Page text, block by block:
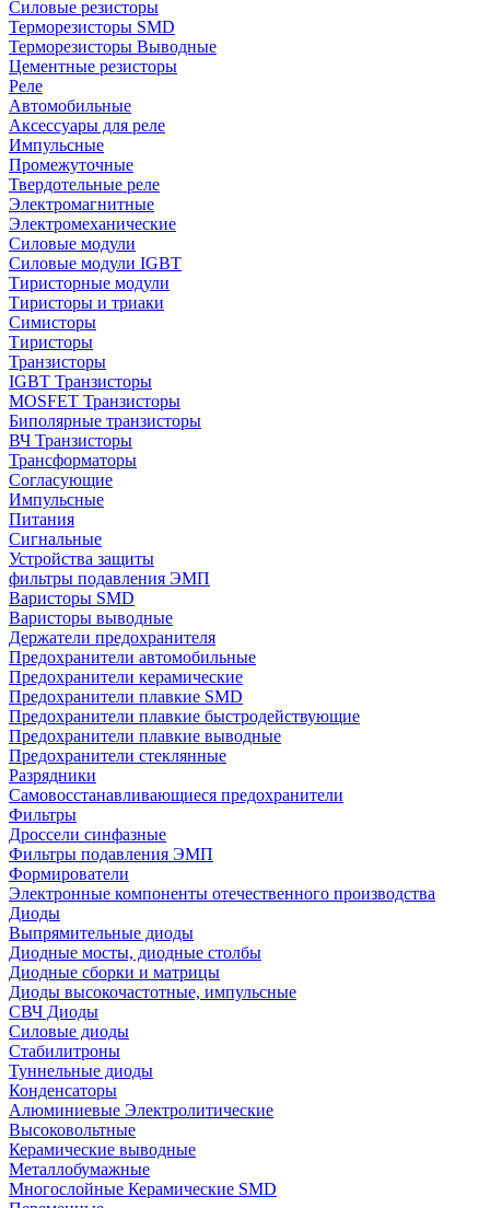
Силовые резисторы
Терморезисторы SMD
Терморезисторы Выводные
Цементные резисторы
Реле
Автомобильные
Аксессуары для реле
Импульсные
Промежуточные
Твердотельные реле
Электромагнитные
Электромеханические
Силовые модули
Силовые модули IGBT
Тиристорные модули
Тиристоры и триаки
Симисторы
Тиристоры
Транзисторы
IGBT Транзисторы
MOSFET Транзисторы
Биполярные транзисторы
ВЧ Транзисторы
Трансформаторы
Согласующие
Импульсные
Питания
Сигнальные
Устройства защиты
фильтры подавления ЭМП
Варисторы SMD
Варисторы выводные
Держатели предохранителя
Предохранители автомобильные
Предохранители керамические
Предохранители плавкие SMD
Предохранители плавкие быстродействующие
Предохранители плавкие выводные
Предохранители стеклянные
Разрядники
Самовосстанавливающиеся предохранители
Фильтры
Дроссели синфазные
Фильтры подавления ЭМП
Формирователи
Электронные компоненты отечественного производства
Диоды
Выпрямительные диоды
Диодные мосты, диодные столбы
Диодные сборки и матрицы
Диоды высокочастотные, импульсные
СВЧ Диоды
Силовые диоды
Стабилитроны
Туннельные диоды
Конденсаторы
Алюминиевые Электролитические
Высоковольтные
Керамические выводные
Металлобумажные
Многослойные Керамические SMD